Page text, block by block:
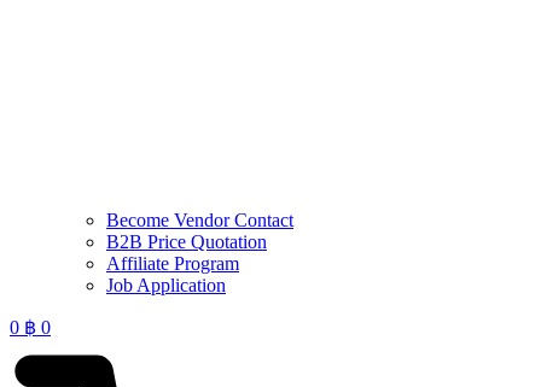
Become Vendor Contact
B2B Price Quotation
Affiliate Program
Job Application
0 ฿ 0